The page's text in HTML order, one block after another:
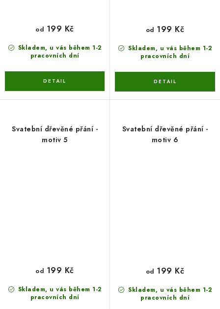
Skladem, u vás během 1-2
pracovních dní
od 199 Kč
Skladem, u vás během 1-2
pracovních dní
od 199 Kč
Svatební dřevěné přání -
motiv 5
Skladem, u vás během 1-2
pracovních dní
od 199 Kč
Svatební dřevěné přání -
motiv 6
Skladem, u vás během 1-2
pracovních dní
od 199 Kč